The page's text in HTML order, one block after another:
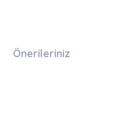
Önerileriniz